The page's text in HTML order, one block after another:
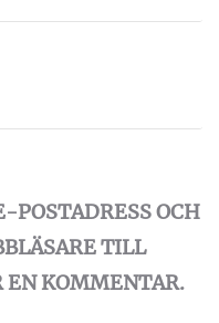
OCH
TILL
EN KOMMENTAR.